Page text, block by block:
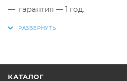
гарантия — 1 год.
КАТАЛОГ